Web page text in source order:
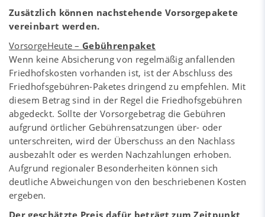
Zusätzlich können nachstehende Vorsorgepakete
vereinbart werden.
VorsorgeHeute – Gebührenpaket
Wenn keine Absicherung von regelmäßig anfallenden
Friedhofskosten vorhanden ist, ist der Abschluss des
Friedhofsgebühren-Paketes dringend zu empfehlen. Mit
diesem Betrag sind in der Regel die Friedhofsgebühren
abgedeckt. Sollte der Vorsorgebetrag die Gebühren
aufgrund örtlicher Gebührensatzungen über- oder
unterschreiten, wird der Überschuss an den Nachlass
ausbezahlt oder es werden Nachzahlungen erhoben.
Aufgrund regionaler Besonderheiten können sich
deutliche Abweichungen von den beschriebenen Kosten
ergeben.